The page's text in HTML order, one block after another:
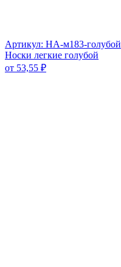
Артикул: НА-м183-голубой
Носки легкие голубой
от 53,55 ₽